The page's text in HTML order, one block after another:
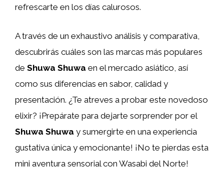
refrescarte en los días calurosos.
A través de un exhaustivo análisis y comparativa,
descubrirás cuáles son las marcas más populares
de Shuwa Shuwa en el mercado asiático, así
como sus diferencias en sabor, calidad y
presentación. ¿Te atreves a probar este novedoso
elixir? ¡Prepárate para dejarte sorprender por el
Shuwa Shuwa y sumergirte en una experiencia
gustativa única y emocionante! ¡No te pierdas esta
mini aventura sensorial con Wasabi del Norte!